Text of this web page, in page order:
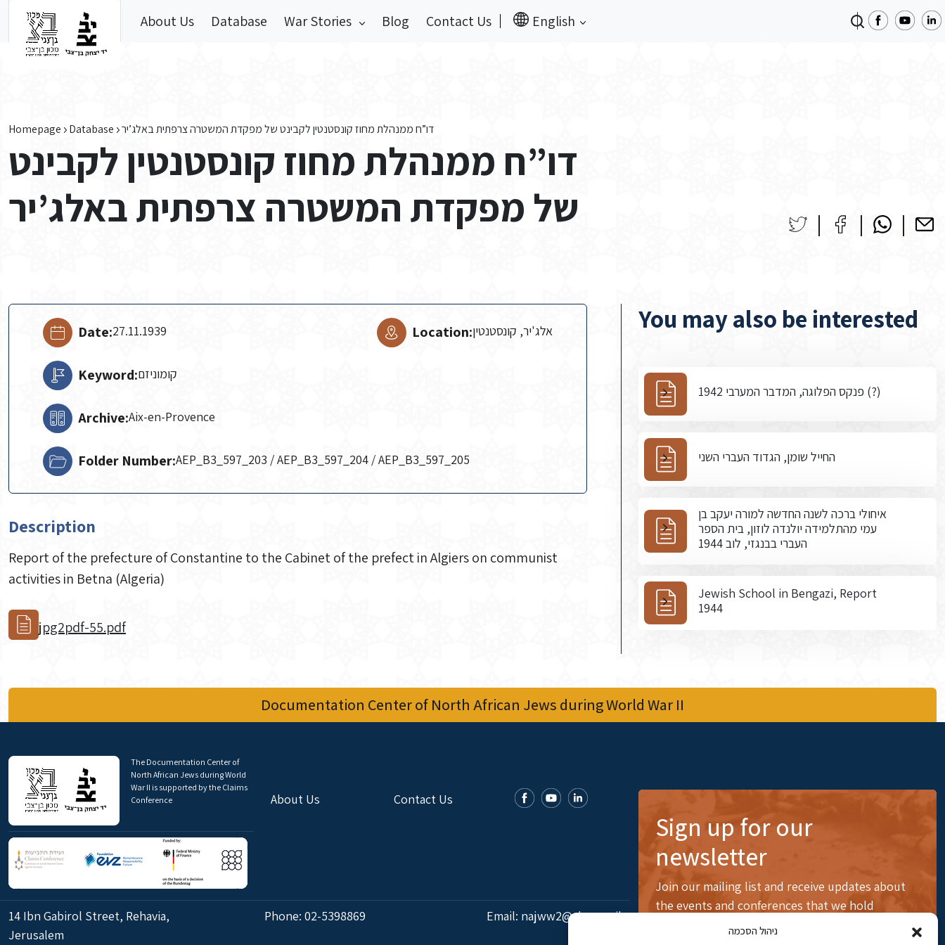
ניהול הסכמה
About Us Database War Stories Blog Contact Us English
Homepage Database דו”ח ממנהלת מחוז קונסטנטין לקבינט של מפקדת המשטרה צרפתית באלג’יר
דו”ח ממנהלת מחוז קונסטנטין לקבינט
של מפקדת המשטרה צרפתית באלג’יר
Date:27.11.1939 Location:אלג'יר, קונסטנטין
Keyword:קומוניזם
Archive:Aix-en-Provence
Folder Number:AEP_B3_597_203 / AEP_B3_597_204 / AEP_B3_597_205
Description
Report of the prefecture of Constantine to the Cabinet of the prefect in Algiers on communist
activities in Betna (Algeria)
jpg2pdf-55.pdf
You may also be interested
פנקס הפלוגה, המדבר המערבי 1942 (?)
החייל שומן, הגדוד העברי השני
איחולי ברכה לשנה החדשה למורה יעקב בן
עמי מהתלמידה יולנדה לוזון, בית הספר
העברי בבנגזי, לוב 1944
Jewish School in Bengazi, Report
1944
Documentation Center of North African Jews during World War II
The Documentation Center of
North African Jews during World
War II is supported by the Claims
Conference
About Us Contact Us
14 Ibn Gabirol Street, Rehavia,
Jerusalem
Phone: 02-5398869 Email: najww2@ybz.org.il
Sign up for our
newsletter
Join our mailing list and receive updates about
the events and conferences that we hold